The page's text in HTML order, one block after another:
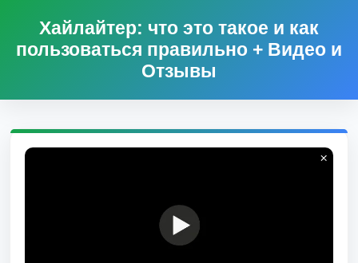
Хайлайтер: что это такое и как
пользоваться правильно + Видео и
Отзывы